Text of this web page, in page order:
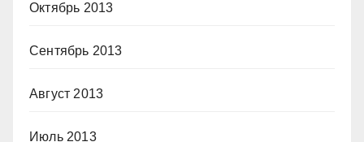
Октябрь 2013
Сентябрь 2013
Август 2013
Июль 2013